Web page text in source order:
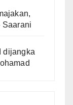
Saarani
dijangka